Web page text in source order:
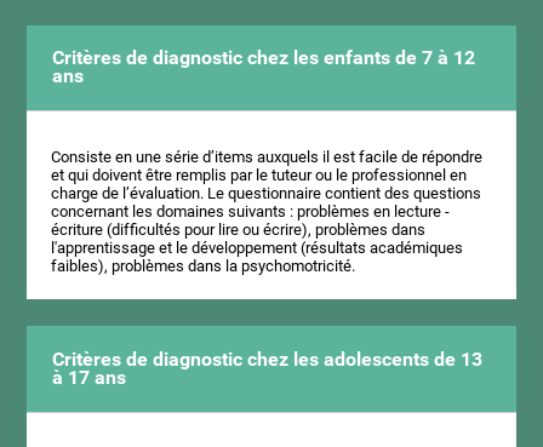
Critères de diagnostic chez les enfants de 7 à 12
ans
Consiste en une série d’items auxquels il est facile de répondre
et qui doivent être remplis par le tuteur ou le professionnel en
charge de l’évaluation. Le questionnaire contient des questions
concernant les domaines suivants : problèmes en lecture -
écriture (difficultés pour lire ou écrire), problèmes dans
l'apprentissage et le développement (résultats académiques
faibles), problèmes dans la psychomotricité.
Critères de diagnostic chez les adolescents de 13
à 17 ans